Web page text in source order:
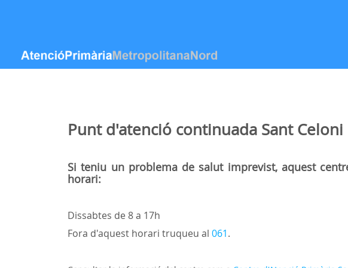
Punt d'atenció continuada Sant Celoni
Si teniu un problema de salut imprevist, aquest
horari:
Dissabtes de 8 a 17h
Fora d'aquest horari truqueu al061.